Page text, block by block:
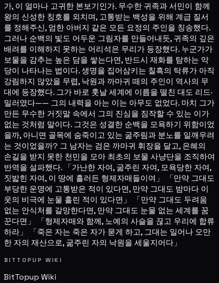
가, 이 얼마나 고귀한 본보기인가. 무수한 귀족과 서민이 함께
왕의 신성한 칭호를 외치며, 고통받는 백성을 위해 계급 질서
를 정해주신, 엄한 아버지 같은 모든 요정의 주인을 칭송했다.
그러나 순백의 빛도 어두운 그림자를 만들어내듯, 귀족의 깊은
배려를 이해하지 못하는 어리석은 무리가 등장했다. 누군가가
보물을 감추는 높은 담을 쌓는다면, 반드시 재화를 탐하는 악
당이 나타나는 법이다. 생명을 집어삼키는 칠흑의 탁류가 아직
강림하지 않았을 무렵, 낙원과 까마귀 떼의 주인이 역사의 무
대에 등장했다. 그가 바로 훗날 세계에 이름을 떨친 대도 리드·
밀러였다—— 그의 내력을 아는 이는 아무도 없었다. 마치 그가
만든 무수한 거짓말 속에서 그의 진심을 짐작할 수 있는 이가
없는 것처럼 말이다. 그것은 성결한 순백을 모욕하기 위함이었
을까, 아니면 골목에 숨죽이고 있는 굶주림과 분노를 일깨우려
는 것이었을까? 그 남자는 검은 까마귀 휘장을 달고, 은혜의
손길을 받지 못한 천민을 모아 최초의 보물 사냥단을 조직하여
반역을 설파했다. 「가난한 자여, 굶주린 자여, 모욕당한 자여,
짓밟힌 자여, 이 땅에 흘러든 형제자매들이여」 「만약 그대도
부당한 운명에 고통받은 적이 있다면, 만약 그대도 밤마다 이
웃의 비극에 눈물 흘린 적이 있다면」 「만약 그대도 두려움
없는 안식처를 갈망한다면, 만약 그대도 눈물 없는 세계를 꿈
꾼다면」 「형제자매와 함께, 노예의 사슬을 끊고 우리에 합류
하라」 「죽은 자는 죽은 자가 묻게 하고, 그대는 일어나 오만
한 자의 재산으로, 굶주린 자의 낙원을 세울지어다」
BITTOPUP WIKI
BitTopup Wiki